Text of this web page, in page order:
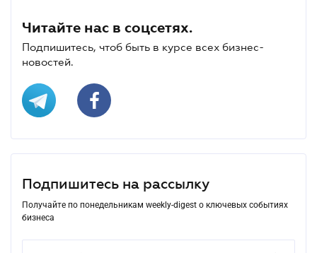
Читайте нас в соцсетях.
Подпишитесь, чтоб быть в курсе всех бизнес-
новостей.
Подпишитесь на рассылку
Получайте по понедельникам weekly-digest о ключевых событиях
бизнеса